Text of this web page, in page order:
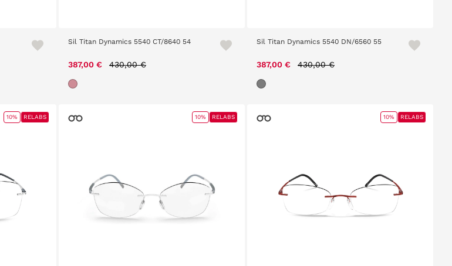
Sil Titan Dynamics 5540 CT/8640 54
387,00 € Price reduced from
430,00 €
Sil Titan Dynamics 5540 DN/6560 55
387,00 € Price reduced from
430,00 €
10% RELABS 10% RELABS 10% RELABS